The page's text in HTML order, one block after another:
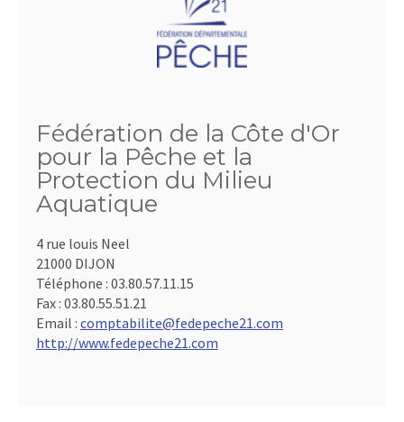
Fédération de la Côte d'Or
pour la Pêche et la
Protection du Milieu
Aquatique
4 rue louis Neel
21000 DIJON
Téléphone : 03.80.57.11.15
Fax : 03.80.55.51.21
Email : comptabilite@fedepeche21.com
http://www.fedepeche21.com